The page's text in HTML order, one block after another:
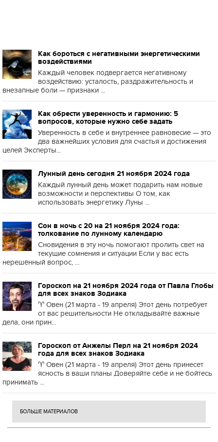
Как бороться с негативными энергетическими
воздействиями
Каждый человек подвергается негативному
воздействию: усталость, раздражительность и
внезапные боли — признаки ...
Как обрести уверенность и гармонию: 5
вопросов, которые нужно себе задать
Уверенность в себе и внутреннее равновесие — это
два важнейших условия для счастья и достижения
целей Эксперты...
Лунный день сегодня 21 ноября 2024 года
Каждый лунный день может подарить нам новые
возможности и перспективы О том, как
использовать энергетику Луны ...
Сон в ночь с 20 на 21 ноября 2024 года:
толкование по лунному календарю
Сновидения в эту ночь помогают пролить свет на
текущие сомнения и ситуации Если у вас есть
нерешённый вопрос, ...
Гороскоп на 21 ноября 2024 года от Павла Глобы
для всех знаков Зодиака
♈️ Овен (21 марта - 19 апреля) Этот день потребует
от вас решительности Не откладывайте важные
дела, они прин...
Гороскоп от Анжелы Перл на 21 ноября 2024
года для всех знаков Зодиака
♈️ Овен (21 марта - 19 апреля) Этот день принесет
ясность в ваши планы Доверяйте себе и не бойтесь
принимать ...
БОЛЬШЕ МАТЕРИАЛОВ